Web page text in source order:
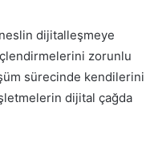
dijitalleşmeye
zorunlu
sürecinde kendilerini
dijital çağda